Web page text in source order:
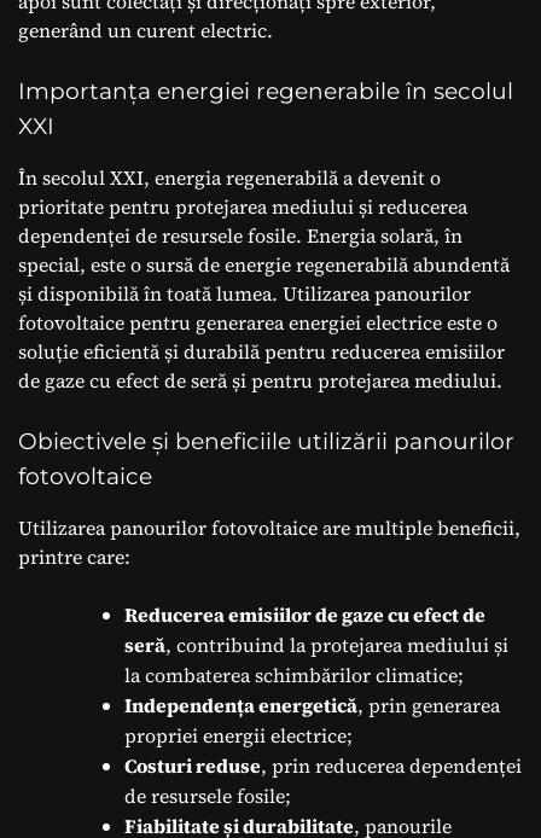
generând un curent electric.
Importanța energiei regenerabile în secolul
XXI
În secolul XXI, energia regenerabilă a devenit o
prioritate pentru protejarea mediului și reducerea
dependenței de resursele fosile. Energia solară, în
special, este o sursă de energie regenerabilă abundentă
și disponibilă în toată lumea. Utilizarea panourilor
fotovoltaice pentru generarea energiei electrice este o
soluție eficientă și durabilă pentru reducerea emisiilor
de gaze cu efect de seră și pentru protejarea mediului.
Obiectivele și beneficiile utilizării panourilor
fotovoltaice
Utilizarea panourilor fotovoltaice are multiple beneficii,
printre care:
Reducerea emisiilor de gaze cu efect de
seră, contribuind la protejarea mediului și
la combaterea schimbărilor climatice;
Independența energetică, prin generarea
propriei energii electrice;
Costuri reduse, prin reducerea dependenței
de resursele fosile;
Fiabilitate și durabilitate, panourile